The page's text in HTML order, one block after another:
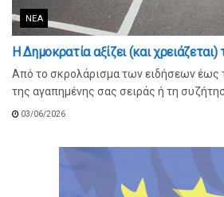
ΝΈΑ
Η Δημοκρατία αξίζει (και
Από το σκρολάρισμα των ειδήσεων έως
της αγαπημένης σας σειράς ή τη
03/06/2026